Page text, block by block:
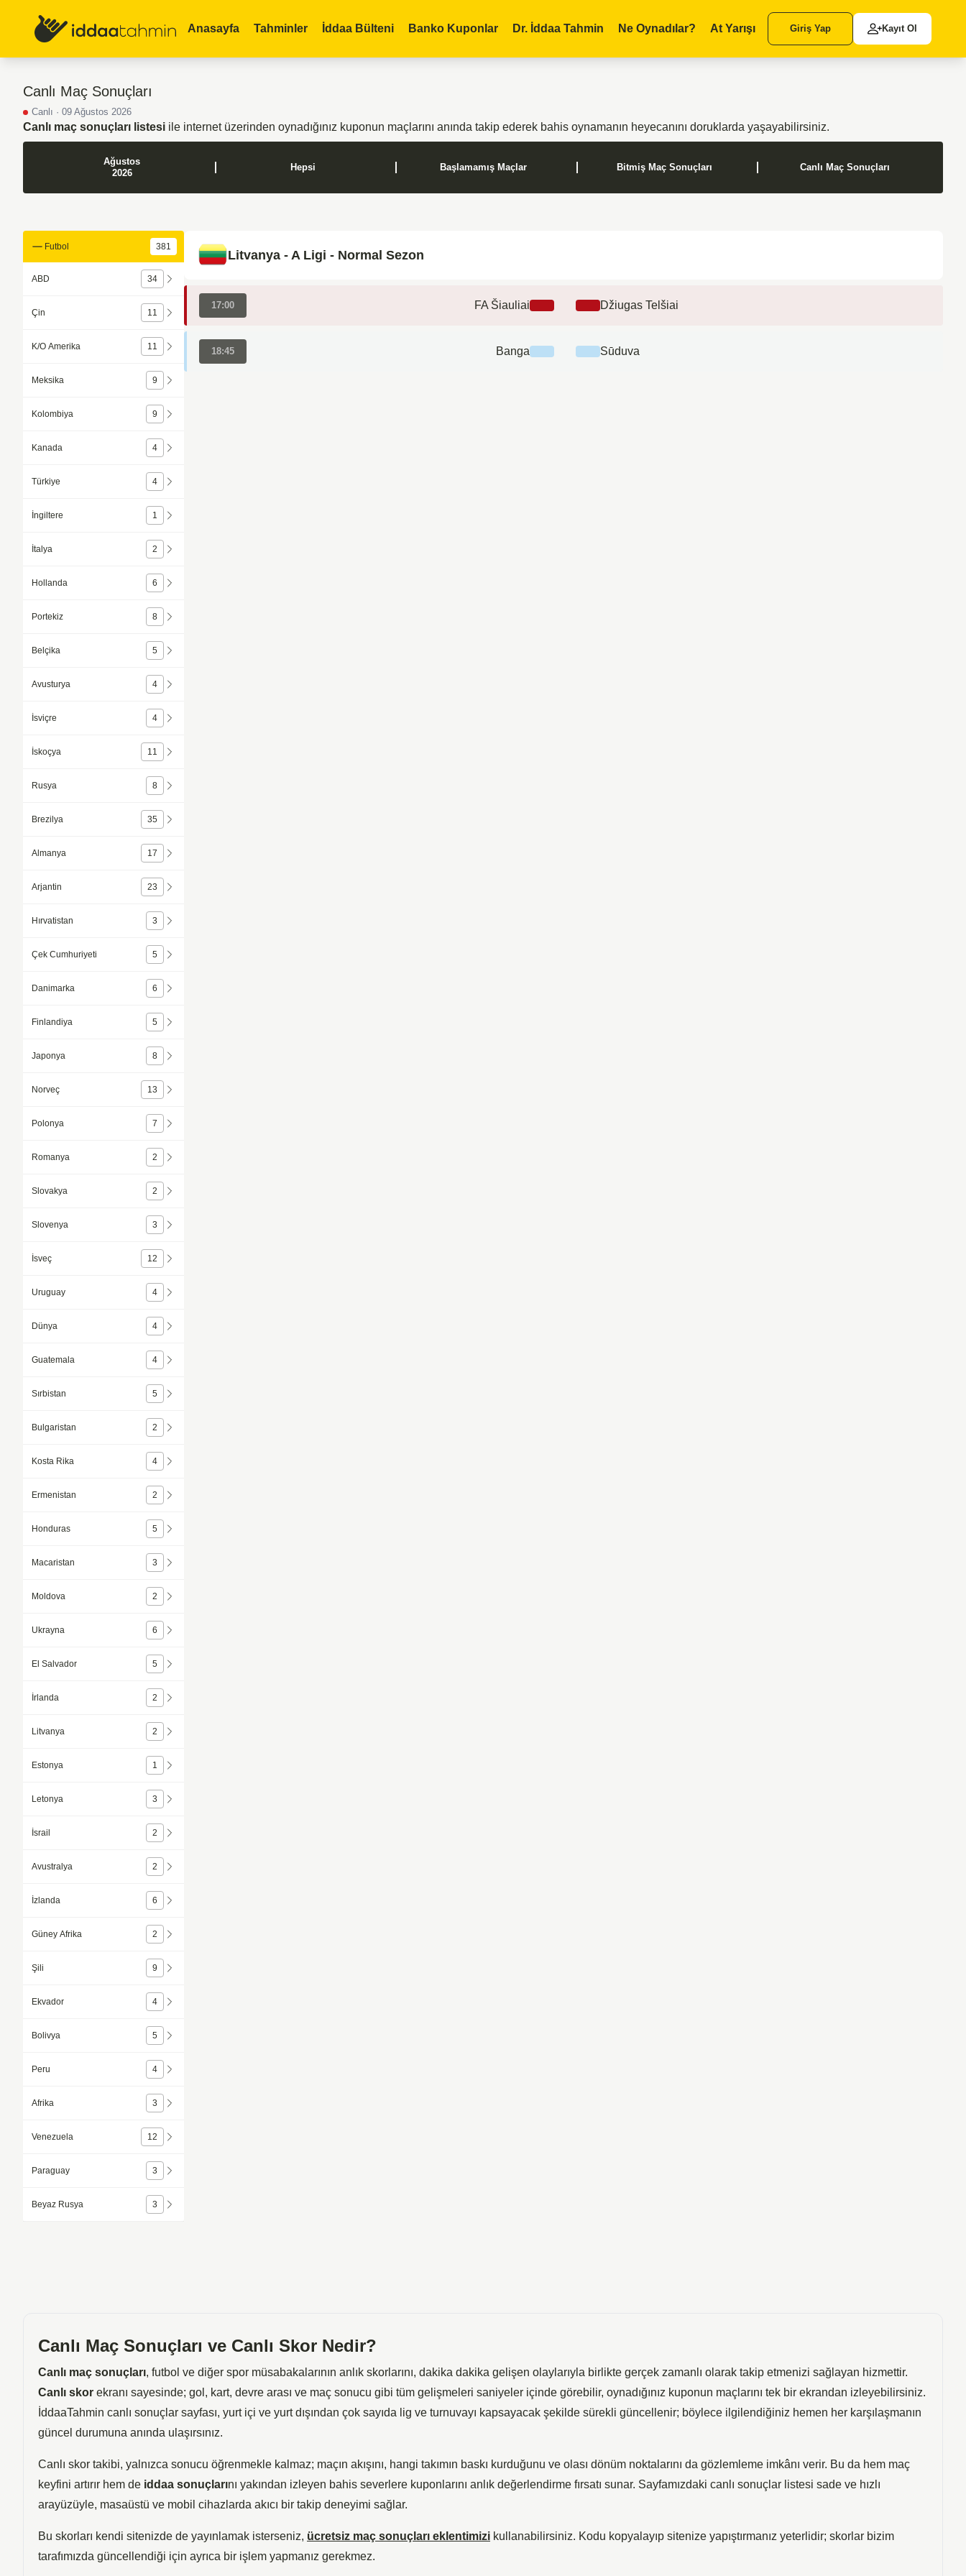
Anasayfa Tahminler İddaa Bülteni Banko Kuponlar Dr. İddaa Tahmin Ne Oynadılar? At Yarışı Giriş Yap Kayıt Ol
Canlı Maç Sonuçları
Canlı · 09 Ağustos 2026
Canlı maç sonuçları listesi ile internet üzerinden oynadığınız kuponun maçlarını anında takip ederek bahis oynamanın heyecanını doruklarda yaşayabilirsiniz.
Ağustos
2026
Hepsi Başlamamış Maçlar Bitmiş Maç Sonuçları Canlı Maç Sonuçları
Futbol 381
ABD 34
Çin 11
K/O Amerika 11
Meksika 9
Kolombiya 9
Kanada 4
Türkiye 4
İngiltere 1
İtalya 2
Hollanda 6
Portekiz 8
Belçika 5
Avusturya 4
İsviçre 4
İskoçya 11
Rusya 8
Brezilya 35
Almanya 17
Arjantin 23
Hırvatistan 3
Çek Cumhuriyeti 5
Danimarka 6
Finlandiya 5
Japonya 8
Norveç 13
Polonya 7
Romanya 2
Slovakya 2
Slovenya 3
İsveç 12
Uruguay 4
Dünya 4
Guatemala 4
Sırbistan 5
Bulgaristan 2
Kosta Rika 4
Ermenistan 2
Honduras 5
Macaristan 3
Moldova 2
Ukrayna 6
El Salvador 5
İrlanda 2
Litvanya 2
Estonya 1
Letonya 3
İsrail 2
Avustralya 2
İzlanda 6
Güney Afrika 2
Şili 9
Ekvador 4
Bolivya 5
Peru 4
Afrika 3
Venezuela 12
Paraguay 3
Beyaz Rusya 3
Litvanya - A Ligi - Normal Sezon
17:00 FA Šiauliai Džiugas Telšiai
18:45 Banga Sūduva
Canlı Maç Sonuçları ve Canlı Skor Nedir?
Canlı maç sonuçları, futbol ve diğer spor müsabakalarının anlık skorlarını, dakika dakika gelişen olaylarıyla birlikte gerçek zamanlı olarak takip etmenizi sağlayan hizmettir.
Canlı skor ekranı sayesinde; gol, kart, devre arası ve maç sonucu gibi tüm gelişmeleri saniyeler içinde görebilir, oynadığınız kuponun maçlarını tek bir ekrandan izleyebilirsiniz.
İddaaTahmin canlı sonuçlar sayfası, yurt içi ve yurt dışından çok sayıda lig ve turnuvayı kapsayacak şekilde sürekli güncellenir; böylece ilgilendiğiniz hemen her karşılaşmanın
güncel durumuna anında ulaşırsınız.
Canlı skor takibi, yalnızca sonucu öğrenmekle kalmaz; maçın akışını, hangi takımın baskı kurduğunu ve olası dönüm noktalarını da gözlemleme imkânı verir. Bu da hem maç
keyfini artırır hem de iddaa sonuçlarını yakından izleyen bahis severlere kuponlarını anlık değerlendirme fırsatı sunar. Sayfamızdaki canlı sonuçlar listesi sade ve hızlı
arayüzüyle, masaüstü ve mobil cihazlarda akıcı bir takip deneyimi sağlar.
Bu skorları kendi sitenizde de yayınlamak isterseniz, ücretsiz maç sonuçları eklentimizi kullanabilirsiniz. Kodu kopyalayıp sitenize yapıştırmanız yeterlidir; skorlar bizim
tarafımızda güncellendiği için ayrıca bir işlem yapmanız gerekmez.